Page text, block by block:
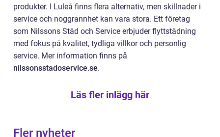
produkter. I Luleå finns flera alternativ, men skillnader i
service och noggrannhet kan vara stora. Ett företag
som Nilssons Städ och Service erbjuder flyttstädning
med fokus på kvalitet, tydliga villkor och personlig
service. Mer information finns på
nilssonsstadoservice.se.
Läs fler inlägg här
Fler nyheter